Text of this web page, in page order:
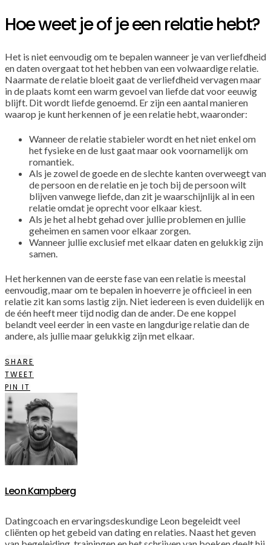
Hoe weet je of je een relatie hebt?
Het is niet eenvoudig om te bepalen wanneer je van verliefdheid
en daten overgaat tot het hebben van een volwaardige relatie.
Naarmate de relatie bloeit gaat de verliefdheid vervagen maar
in de plaats komt een warm gevoel van liefde dat voor eeuwig
blijft. Dit wordt liefde genoemd. Er zijn een aantal manieren
waarop je kunt herkennen of je een relatie hebt, waaronder:
Wanneer de relatie stabieler wordt en het niet enkel om
het fysieke en de lust gaat maar ook voornamelijk om
romantiek.
Als je zowel de goede en de slechte kanten overweegt van
de persoon en de relatie en je toch bij de persoon wilt
blijven vanwege liefde, dan zit je waarschijnlijk al in een
relatie omdat je oprecht voor elkaar kiest.
Als je het al hebt gehad over jullie problemen en jullie
geheimen en samen voor elkaar zorgen.
Wanneer jullie exclusief met elkaar daten en gelukkig zijn
samen.
Het herkennen van de eerste fase van een relatie is meestal
eenvoudig, maar om te bepalen in hoeverre je officieel in een
relatie zit kan soms lastig zijn. Niet iedereen is even duidelijk en
de één heeft meer tijd nodig dan de ander. De ene koppel
belandt veel eerder in een vaste en langdurige relatie dan de
andere, als jullie maar gelukkig zijn met elkaar.
SHARE
TWEET
PIN IT
Leon Kampberg
Datingcoach en ervaringsdeskundige Leon begeleidt veel
cliënten op het gebeid van dating en relaties. Naast het geven